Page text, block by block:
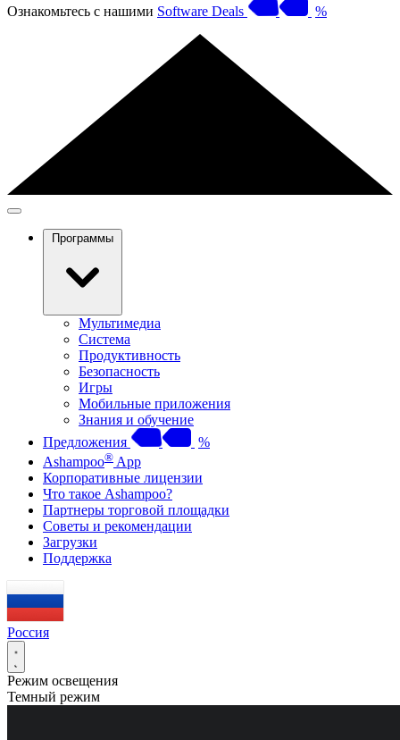
Ознакомьтесь с нашими Software Deals %
Программы
Мультимедиа
Система
Продуктивность
Безопасность
Игры
Мобильные приложения
Знания и обучение
Предложения
%
Ashampoo® App
Корпоративные лицензии
Что такое Ashampoo?
Партнеры торговой площадки
Советы и рекомендации
Загрузки
Поддержка
Россия
Режим освещения
Темный режим